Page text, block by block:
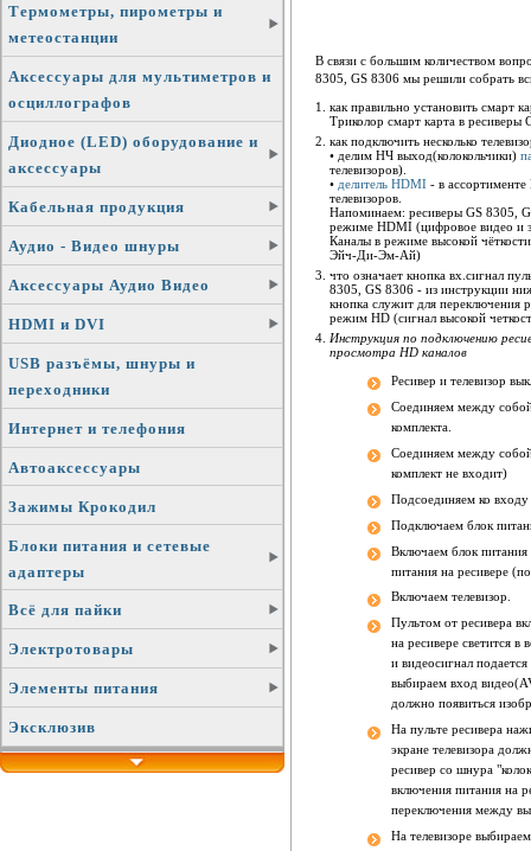
Термометры, пирометры и
метеостанции
Аксессуары для мультиметров и
осциллографов
Диодное (LED) оборудование и
аксессуары
Кабельная продукция
Аудио - Видео шнуры
Аксессуары Аудио Видео
HDMI и DVI
USB разъёмы, шнуры и
переходники
Интернет и телефония
Автоаксессуары
Зажимы Крокодил
Блоки питания и сетевые
адаптеры
Всё для пайки
Электротовары
Элементы питания
Эксклюзив
В связи с большим количеством
8305, GS 8306 мы решили собрать
как правильно установить смарт
Триколор смарт карта в ресиверы
как подключить несколько
• делим НЧ выход(колокольчики)
телевизоров).
• делитель HDMI - в
телевизоров.
Напоминаем: ресиверы GS 8305,
режиме HDMI (цифровое видео и
Каналы в режиме высокой
Эйч-Ди-Эм-Ай)
что означает кнопка вх.сигнал
8305, GS 8306 - из инструкции
кнопка служит для переключения
режим HD (сигнал высокой
Инструкция по подключению
просмотра HD каналов
Ресивер и телевизор
Соединяем между
комплекта.
Соединяем между
комплект не входит)
Подсоединяем ко входу
Подключаем блок
Включаем блок питания
питания на ресивере
Включаем телевизор.
Пультом от ресивера
на ресивере светится в
и видеосигнал
выбираем вход
должно появиться
На пульте ресивера
экране телевизора
ресивер со шнура
включения питания на
переключения между
На телевизоре